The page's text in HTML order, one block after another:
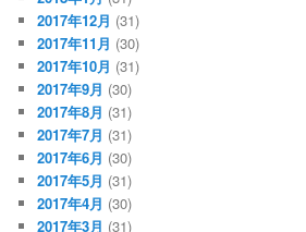
2017年12月 (31)
2017年11月 (30)
2017年10月 (31)
2017年9月 (30)
2017年8月 (31)
2017年7月 (31)
2017年6月 (30)
2017年5月 (31)
2017年4月 (30)
2017年3月 (31)